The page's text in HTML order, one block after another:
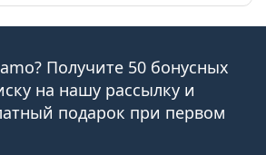
Сферические и
Получите 50 бонусных
на нашу рассылку и
подарок при первом